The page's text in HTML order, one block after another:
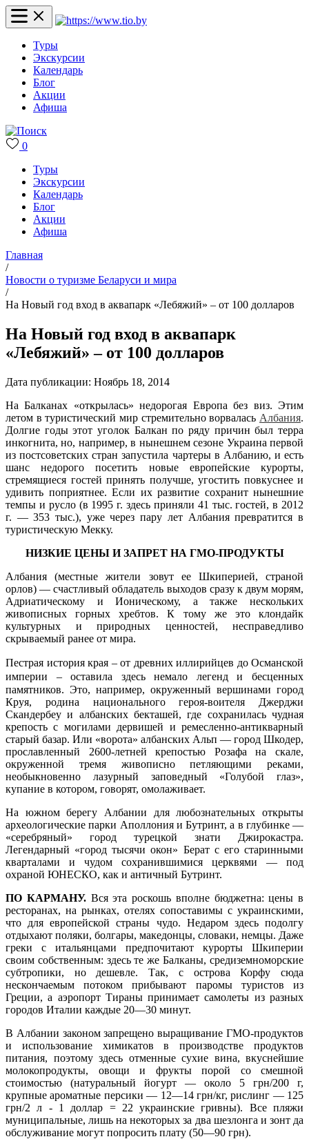
Туры
Экскурсии
Календарь
Блог
Акции
Афиша
0
Туры
Экскурсии
Календарь
Блог
Акции
Афиша
Главная
/
Новости о туризме Беларуси и мира
/
На Новый год вход в аквапарк «Лебяжий» – от 100 долларов
На Новый год вход в аквапарк
«Лебяжий» – от 100 долларов
Дата публикации: Ноябрь 18, 2014
На Балканах «открылась» недорогая Европа без виз. Этим
летом в туристический мир стремительно ворвалась Албания.
Долгие годы этот уголок Балкан по ряду причин был терра
инкогнита, но, например, в нынешнем сезоне Украина первой
из постсоветских стран запустила чартеры в Албанию, и есть
шанс недорого посетить новые европейские курорты,
стремящиеся гостей принять получше, угостить повкуснее и
удивить поприятнее. Если их развитие сохранит нынешние
темпы и русло (в 1995 г. здесь приняли 41 тыс. гостей, в 2012
г. — 353 тыс.), уже через пару лет Албания превратится в
туристическую Мекку.
НИЗКИЕ ЦЕНЫ И ЗАПРЕТ НА ГМО-ПРОДУКТЫ
Албания (местные жители зовут ее Шкиперией, страной
орлов) — счастливый обладатель выходов сразу к двум морям,
Адриатическому и Ионическому, а также нескольких
живописных горных хребтов. К тому же это клондайк
культурных и природных ценностей, несправедливо
скрываемый ранее от мира.
Пестрая история края –от древних иллирийцев до Османской
империи –оставила здесь немало легенд и бесценных
памятников. Это, например, окруженный вершинами город
Круя, родина национального героя-воителя Джерджи
Скандербеу и албанских бекташей, где сохранилась чудная
крепость с могилами дервишей и ремесленно-антикварный
старый базар. Или «ворота» албанских Альп — город Шкодер,
прославленный 2600-летней крепостью Розафа на скале,
окруженной тремя живописно петляющими реками,
необыкновенно лазурный заповедный «Голубой глаз»,
купание в котором, говорят, омолаживает.
На южном берегу Албании для любознательных открыты
археологические парки Аполлония и Бутринт, а в глубинке —
«серебряный» город турецкой знати Джирокастра.
Легендарный «город тысячи окон» Берат с его старинными
кварталами и чудом сохранившимися церквями — под
охраной ЮНЕСКО, как и античный Бутринт.
ПО КАРМАНУ.Вся эта роскошь вполне бюджетна: цены в
ресторанах, на рынках, отелях сопоставимы с украинскими,
что для европейской страны чудо. Недаром здесь подолгу
отдыхают поляки, болгары, македонцы, словаки, немцы. Даже
греки с итальянцами предпочитают курорты Шкиперии
своим собственным: здесь те же Балканы, средиземноморские
субтропики, но дешевле. Так, с острова Корфу сюда
нескончаемым потоком прибывают паромы туристов из
Греции, а аэропорт Тираны принимает самолеты из разных
городов Италии каждые 20—30 минут.
В Албании законом запрещено выращивание ГМО-продуктов
и использование химикатов в производстве продуктов
питания, поэтому здесь отменные сухие вина, вкуснейшие
молокопродукты, овощи и фрукты порой со смешной
стоимостью (натуральный йогурт — около 5 грн/200 г,
крупные ароматные персики — 12—14 грн/кг, рислинг — 125
грн/2 л - 1 доллар = 22 украинские гривны). Все пляжи
муниципальные, лишь на некоторых за два шезлонга и зонт да
обслуживание могут попросить плату (50—90 грн).